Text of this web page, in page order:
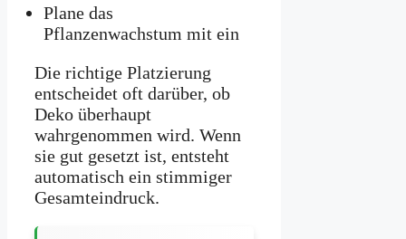
Plane das
Pflanzenwachstum mit ein
Die richtige Platzierung
entscheidet oft darüber, ob
Deko überhaupt
wahrgenommen wird. Wenn
sie gut gesetzt ist, entsteht
automatisch ein stimmiger
Gesamteindruck.